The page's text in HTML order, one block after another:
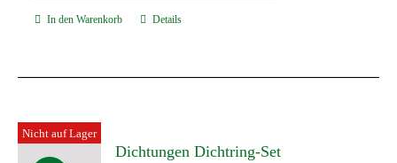
In den Warenkorb Details
Nicht auf Lager
Dichtungen Dichtring-Set